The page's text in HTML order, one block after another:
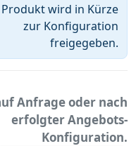
Produkt wird in Kürze
zur Konfiguration
freigegeben.
Anfrage oder nach
erfolgter Angebots-
Konfiguration.